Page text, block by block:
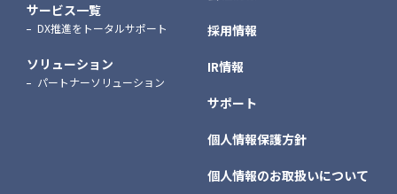
サービス一覧
DX推進をトータルサポート
ソリューション
パートナーソリューション
採用情報
IR情報
サポート
個人情報保護方針
個人情報のお取扱いについて